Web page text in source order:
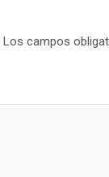
Los campos